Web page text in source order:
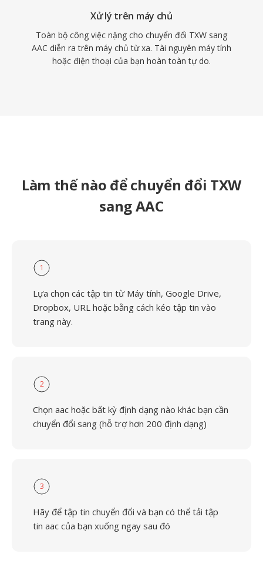
Xử lý trên máy chủ
Toàn bộ công việc nặng cho chuyển đổi TXW sang
AAC diễn ra trên máy chủ từ xa. Tài nguyên máy tính
hoặc điện thoại của bạn hoàn toàn tự do.
Làm thế nào để chuyển đổi TXW
sang AAC
1
Lựa chọn các tập tin từ Máy tính, Google Drive,
Dropbox, URL hoặc bằng cách kéo tập tin vào
trang này.
2
Chọn aac hoặc bất kỳ định dạng nào khác bạn cần
chuyển đổi sang (hỗ trợ hơn 200 định dạng)
3
Hãy để tập tin chuyển đổi và bạn có thể tải tập
tin aac của bạn xuống ngay sau đó